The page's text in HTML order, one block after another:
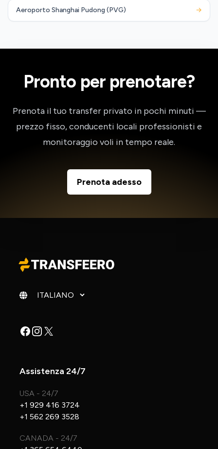
Aeroporto Shanghai Pudong (PVG) →
Pronto per prenotare?
Prenota il tuo transfer privato in pochi minuti —
prezzo fisso, conducenti locali professionisti e
monitoraggio voli in tempo reale.
Prenota adesso
Cambia lingua
Facebook
Instagram
X
Assistenza 24/7
USA - 24/7
+1 929 416 3724
+1 562 269 3528
CANADA - 24/7